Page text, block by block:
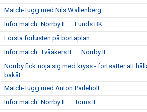
Match-Tugg med Nils Wallenberg
Inför match: Norrby IF – Lunds BK
Första förlusten på bortaplan
Inför match: Tvååkers IF – Norrby IF
Norrby fick nöja sig med kryss - fortsätter att
bakåt
Match-Tugg med Anton Pärleholt
Inför match: Norrby IF – Torns IF